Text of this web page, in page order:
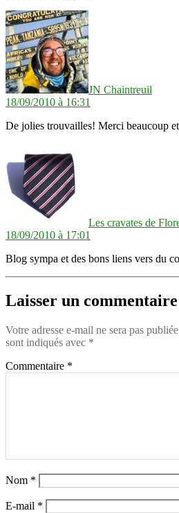
JN Chaintreuil
18/09/2010 à 16:31
De jolies trouvailles! Merci beaucoup
Les cravates de
18/09/2010 à 17:01
Blog sympa et des bons liens vers du
Laisser un commentaire
Votre adresse e-mail ne sera pas
sont indiqués avec *
Commentaire *
Nom *
E-mail *